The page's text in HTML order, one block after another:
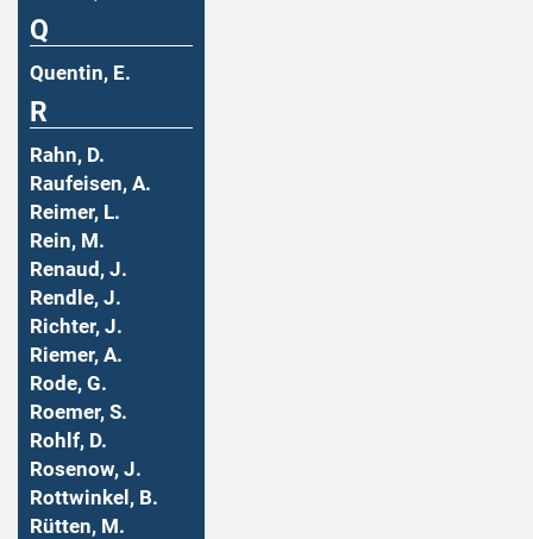
Q
Quentin, E.
R
Rahn, D.
Raufeisen, A.
Reimer, L.
Rein, M.
Renaud, J.
Rendle, J.
Richter, J.
Riemer, A.
Rode, G.
Roemer, S.
Rohlf, D.
Rosenow, J.
Rottwinkel, B.
Rütten, M.